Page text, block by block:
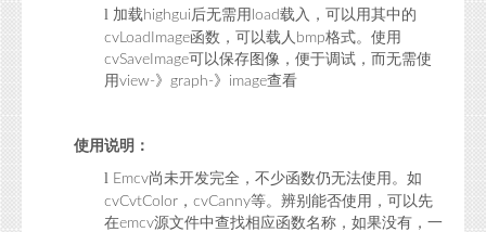
l 加载highgui后无需用 load载入，可以用其中的
cvLoadImage函数，可以载人 bmp格式。使用
cvSaveImage可以保存图像，便于调试，而无需使
用view-》 graph-》 image查看
使用说明：
l Emcv尚未开发完全，不少函数仍无法使用。如
cvCvtColor ， cvCanny等。辨别能否使用，可以先
在emcv源文件中查找相应函数名称，如果没有，一